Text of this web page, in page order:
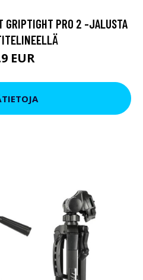
GRIPTIGHT PRO 2 -JALUSTA
EUR